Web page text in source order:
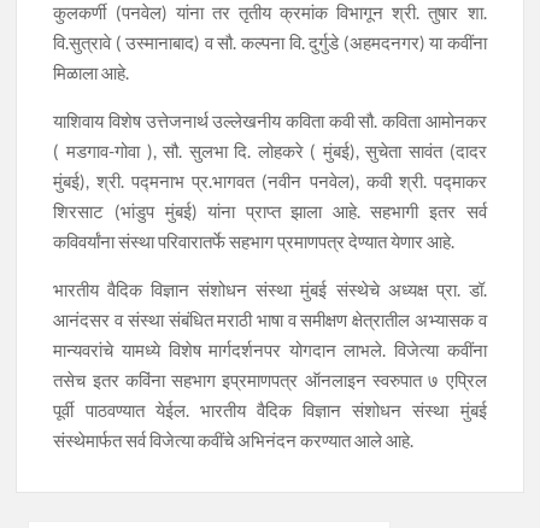
कुलकर्णी (पनवेल) यांना तर तृतीय क्रमांक विभागून श्री. तुषार शा.
वि.सुत्रावे ( उस्मानाबाद) व सौ. कल्पना वि. दुर्गुडे (अहमदनगर) या कवींना
मिळाला आहे.
याशिवाय विशेष उत्तेजनार्थ उल्लेखनीय कविता कवी सौ. कविता आमोनकर
( मडगाव-गोवा ), सौ. सुलभा दि. लोहकरे ( मुंबई), सुचेता सावंत (दादर
मुंबई), श्री. पद्मनाभ प्र.भागवत (नवीन पनवेल), कवी श्री. पद्माकर
शिरसाट (भांडुप मुंबई) यांना प्राप्त झाला आहे. सहभागी इतर सर्व
कविवर्यांना संस्था परिवारातर्फे सहभाग प्रमाणपत्र देण्यात येणार आहे.
भारतीय वैदिक विज्ञान संशोधन संस्था मुंबई संस्थेचे अध्यक्ष प्रा. डॉ.
आनंदसर व संस्था संबंधित मराठी भाषा व समीक्षण क्षेत्रातील अभ्यासक व
मान्यवरांचे यामध्ये विशेष मार्गदर्शनपर योगदान लाभले. विजेत्या कवींना
तसेच इतर कविंना सहभाग इप्रमाणपत्र ऑनलाइन स्वरुपात ७ एप्रिल
पूर्वी पाठवण्यात येईल. भारतीय वैदिक विज्ञान संशोधन संस्था मुंबई
संस्थेमार्फत सर्व विजेत्या कवींचे अभिनंदन करण्यात आले आहे.